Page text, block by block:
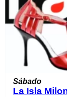
Sábado
La Isla